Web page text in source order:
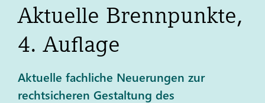
Aktuelle Brennpunkte,
4. Auflage
Aktuelle fachliche Neuerungen zur
rechtsicheren Gestaltung des